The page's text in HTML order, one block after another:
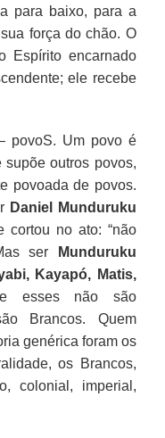
para baixo, para a
força do chão. O
Espírito encarnado
ele recebe
povoS. Um povo é
outros povos,
povoada de povos.
Daniel Munduruku
cortou no ato: “não
ser
Munduruku
Kayapó, Matis,
esses não são
Brancos. Quem
genérica foram os
os Brancos,
colonial, imperial,